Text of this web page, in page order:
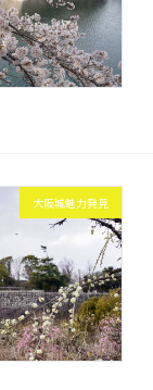
大阪城魅力発見